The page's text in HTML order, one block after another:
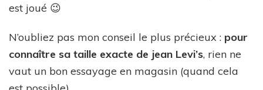
est joué 😉
N’oubliez pas mon conseil le plus précieux : pour
connaître sa taille exacte de jean Levi’s, rien ne
vaut un bon essayage en magasin (quand cela